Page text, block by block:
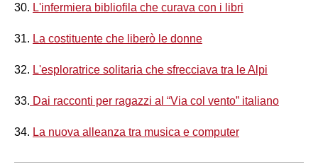
30. L'infermiera bibliofila che curava con i libri
31. La costituente che liberò le donne
32. L'esploratrice solitaria che sfrecciava tra le Alpi
33. Dai racconti per ragazzi al “Via col vento” italiano
34. La nuova alleanza tra musica e computer